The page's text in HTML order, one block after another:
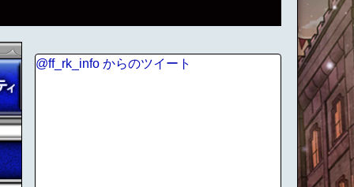
@ff_rk_info からのツイート